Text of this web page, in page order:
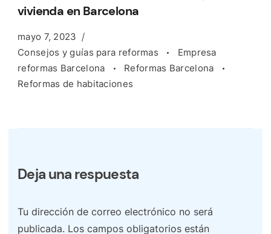
vivienda en Barcelona
mayo 7, 2023
Consejos y guías para reformas
Empresa
reformas Barcelona
Reformas Barcelona
Reformas de habitaciones
Deja una respuesta
Tu dirección de correo electrónico no será
publicada. Los campos obligatorios están